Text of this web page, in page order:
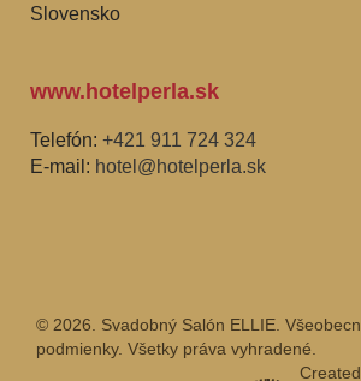
Slovensko
www.hotelperla.sk
Telefón: +421 911 724 324
E-mail: hotel@hotelperla.sk
© 2026. Svadobný Salón ELLIE.
podmienky. Všetky práva vyhradené.